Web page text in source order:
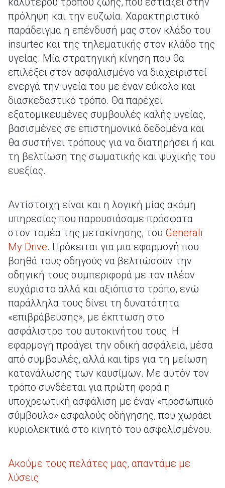
πρόληψη και την ευζωία. Χαρακτηριστικό
παράδειγμα η επένδυσή μας στον κλάδο του
insurtec και της τηλεματικής στον κλάδο της
υγείας. Μία στρατηγική κίνηση που θα
επιλέξει στον ασφαλισμένο να διαχειριστεί
ενεργά την υγεία του με έναν εύκολο και
διασκεδαστικό τρόπο. Θα παρέχει
εξατομικευμένες συμβουλές καλής υγείας,
βασισμένες σε επιστημονικά δεδομένα και
θα συστήνει τρόπους για να διατηρήσει ή και
τη βελτίωση της σωματικής και ψυχικής του
ευεξίας.
Αντίστοιχη είναι και η λογική μίας ακόμη
υπηρεσίας που παρουσιάσαμε πρόσφατα
στον τομέα της μετακίνησης, του Generali
My Drive. Πρόκειται για μια εφαρμογή που
βοηθά τους οδηγούς να βελτιώσουν την
οδηγική τους συμπεριφορά με τον πλέον
ευχάριστο αλλά και αξιόπιστο τρόπο, ενώ
παράλληλα τους δίνει τη δυνατότητα
«επιβράβευσης», με έκπτωση στο
ασφάλιστρο του αυτοκινήτου τους. Η
εφαρμογή προάγει την οδική ασφάλεια, μέσα
από συμβουλές, αλλά και tips για τη μείωση
κατανάλωσης των καυσίμων. Με αυτόν τον
τρόπο συνδέεται για πρώτη φορά η
υποχρεωτική ασφάλιση με έναν «προσωπικό
σύμβουλο» ασφαλούς οδήγησης, που χωράει
κυριολεκτικά στο κινητό του ασφαλισμένου.
Ακούμε τους πελάτες μας, απαντάμε με
λύσεις